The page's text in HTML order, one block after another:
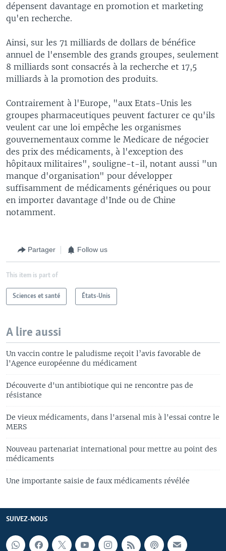
dépensent davantage en promotion et marketing
qu'en recherche.
Ainsi, sur les 71 milliards de dollars de bénéfice
annuel de l'ensemble des grands groupes, seulement
8 milliards sont consacrés à la recherche et 17,5
milliards à la promotion des produits.
Contrairement à l'Europe, "aux Etats-Unis les
groupes pharmaceutiques peuvent facturer ce qu'ils
veulent car une loi empêche les organismes
gouvernementaux comme le Medicare de négocier
des prix des médicaments, à l'exception des
hôpitaux militaires", souligne-t-il, notant aussi "un
manque d'organisation" pour développer
suffisamment de médicaments génériques ou pour
en importer davantage d'Inde ou de Chine
notamment.
Partager Follow us
This item is part of
Sciences et santé États-Unis
A lire aussi
Un vaccin contre le paludisme reçoit l’avis favorable de
l'Agence européenne du médicament
Découverte d'un antibiotique qui ne rencontre pas de
résistance
De vieux médicaments, dans l'arsenal mis à l'essai contre le
MERS
Nouveau partenariat international pour mettre au point des
médicaments
Une importante saisie de faux médicaments révélée
SUIVEZ-NOUS